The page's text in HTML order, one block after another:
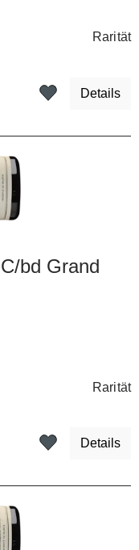
Rarität
Details
bd Grand
Rarität
Details